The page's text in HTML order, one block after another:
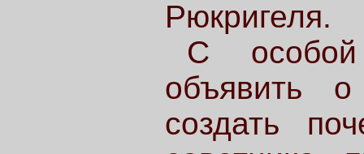
Рюкригеля.
С
объявить
создать